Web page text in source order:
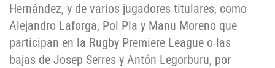
Hernández, y de varios jugadores titulares, como
Alejandro Laforga, Pol Pla y Manu Moreno que
participan en la Rugby Premiere League o las
bajas de Josep Serres y Antón Legorburu, por